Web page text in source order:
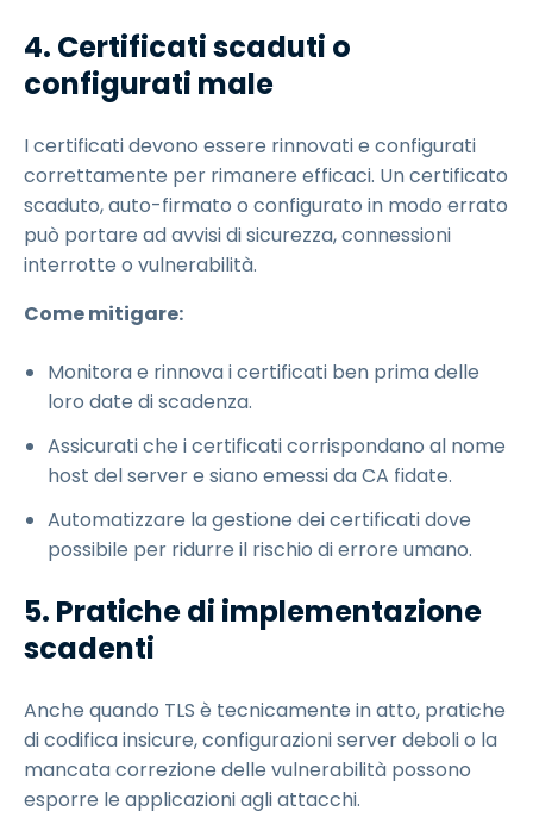
4. Certificati scaduti o
configurati male
I certificati devono essere rinnovati e configurati
correttamente per rimanere efficaci. Un certificato
scaduto, auto-firmato o configurato in modo errato
può portare ad avvisi di sicurezza, connessioni
interrotte o vulnerabilità.
Come mitigare:
Monitora e rinnova i certificati ben prima delle
loro date di scadenza.
Assicurati che i certificati corrispondano al nome
host del server e siano emessi da CA fidate.
Automatizzare la gestione dei certificati dove
possibile per ridurre il rischio di errore umano.
5. Pratiche di implementazione
scadenti
Anche quando TLS è tecnicamente in atto, pratiche
di codifica insicure, configurazioni server deboli o la
mancata correzione delle vulnerabilità possono
esporre le applicazioni agli attacchi.